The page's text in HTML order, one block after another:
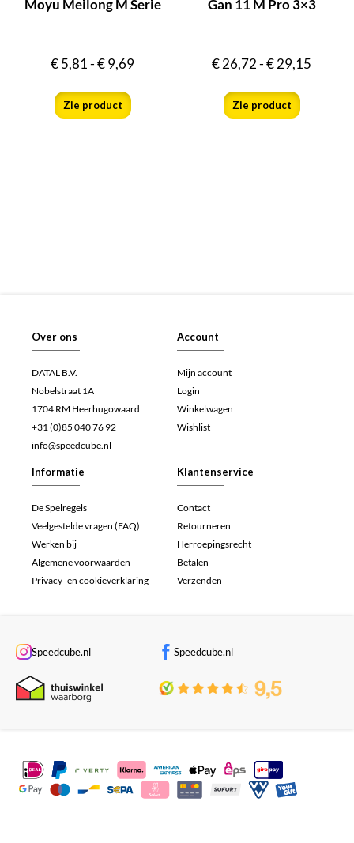
Moyu Meilong M Serie
€5,81-€9,69
Zie product
Gan 11 M Pro 3×3
€26,72-€29,15
Zie product
Over ons
DATAL B.V.
Nobelstraat 1A
1704 RM Heerhugowaard
+31 (0)85 040 76 92
info@speedcube.nl
Account
Mijn account
Login
Winkelwagen
Wishlist
Informatie
De Spelregels
Veelgestelde vragen (FAQ)
Werken bij
Algemene voorwaarden
Privacy- en cookieverklaring
Klantenservice
Contact
Retourneren
Herroepingsrecht
Betalen
Verzenden
Speedcube.nl Speedcube.nl